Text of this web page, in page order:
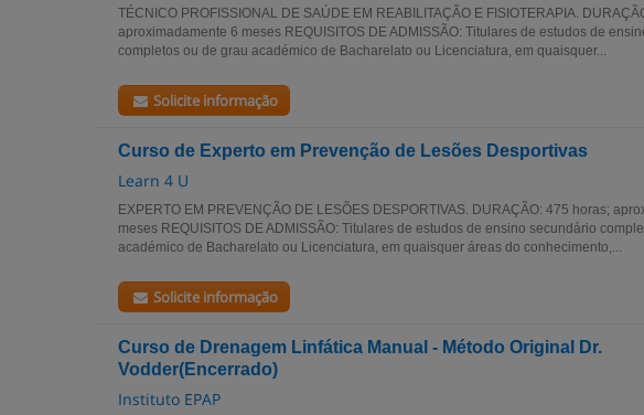
TÉCNICO PROFISSIONAL DE SAÚDE EM REABILITAÇÃO E FISIOTERAPIA.
aproximadamente 6 meses REQUISITOS DE ADMISSÃO: Titulares de estudos de
completos ou de grau académico de Bacharelato ou Licenciatura, em quaisquer...
Solicite informação
Curso de Experto em Prevenção de Lesões Desportivas
Learn 4 U
EXPERTO EM PREVENÇÃO DE LESÕES DESPORTIVAS. DURAÇÃO: 475 horas;
meses REQUISITOS DE ADMISSÃO: Titulares de estudos de ensino secundário
académico de Bacharelato ou Licenciatura, em quaisquer áreas do conhecimento,...
Solicite informação
Curso de Drenagem Linfática Manual - Método Original Dr.
Vodder(Encerrado)
Instituto EPAP